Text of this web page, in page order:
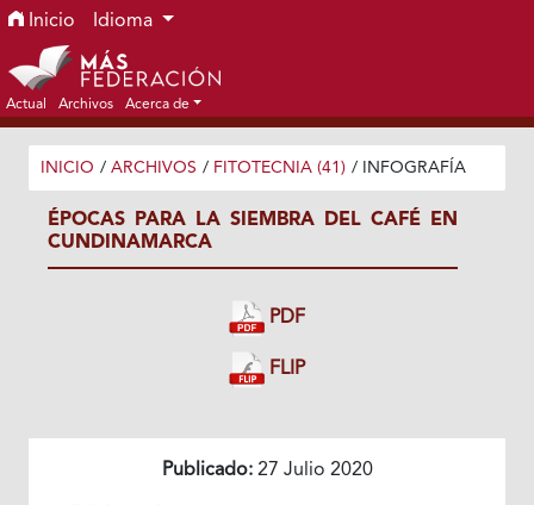
Ir al menú de navegación principal
Ir al contenido principal
Ir al pie de página del sitio
Inicio Idioma
Actual Archivos Acerca de
INICIO / ARCHIVOS / FITOTECNIA (41) / INFOGRAFÍA
ÉPOCAS PARA LA SIEMBRA DEL CAFÉ EN
CUNDINAMARCA
PDF
FLIP
Publicado:27 Julio 2020